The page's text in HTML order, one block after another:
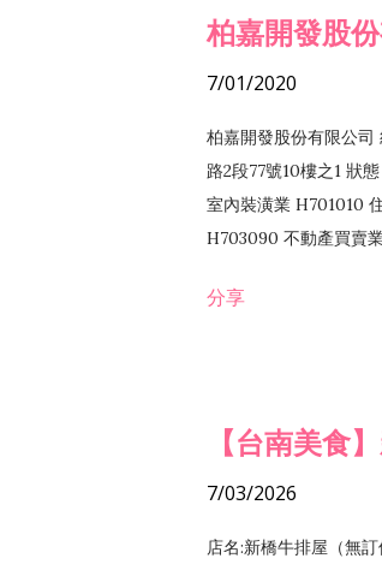
柏嘉開發股
7/01/2020
柏嘉開發股份有限公司
路2段77號10樓之1 狀
室內裝潢業 H701010
H703090 不動產買賣
分享
【台南美食
7/03/2026
店名:新橋牛排屋（無